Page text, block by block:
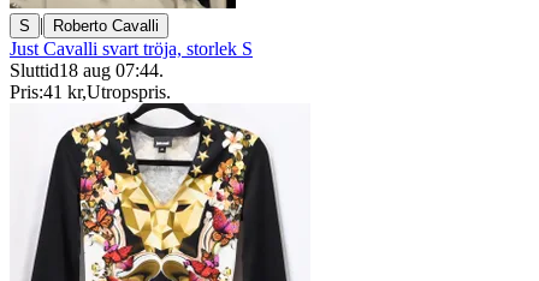
S | Roberto Cavalli
Just Cavalli svart tröja, storlek S
Sluttid18 aug 07:44.
Pris:41 kr,Utropspris.